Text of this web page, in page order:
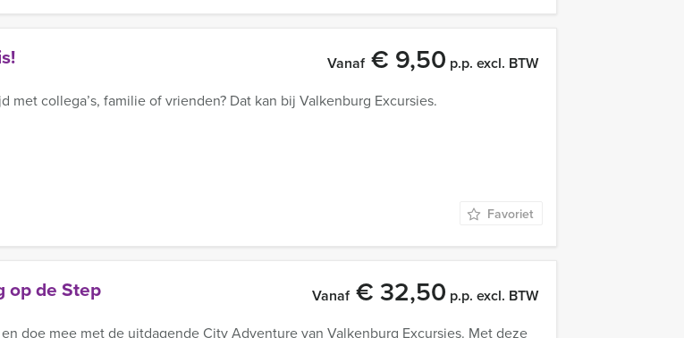
Vanaf€ 9,50 p.p. excl. BTW
collega’s, familie of vrienden? Dat kan bij Valkenburg Excursies.
Favoriet
op de Step Vanaf€ 32,50 p.p. excl. BTW
doe mee met de uitdagende City Adventure van Valkenburg Excursies. Met deze